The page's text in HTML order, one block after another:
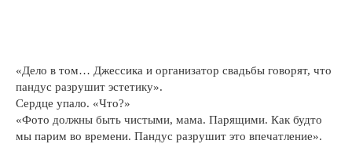
«Дело в том… Джессика и организатор свадьбы говорят, что
пандус разрушит эстетику».
Сердце упало. «Что?»
«Фото должны быть чистыми, мама. Парящими. Как будто
мы парим во времени. Пандус разрушит это впечатление».